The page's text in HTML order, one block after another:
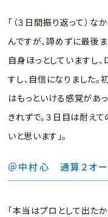
「（３日間振り返って）
んですが、諦めずに最後
自身ほっとしていますし
すし、自信になりました。
はもっといける感覚があ
きれずで。３日目は耐え
いと思います」。
＠中村心 通算２オ
「本当はプロとして出た